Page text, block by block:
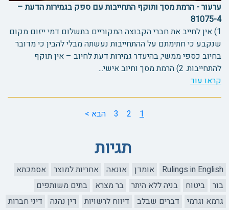
ערעור - הרמת מסך ותוקף התחייבות עם ספק בגמירות הדעת –
81075-4
1) אין לחייב את חברי הקבוצה המקוריים בתשלום דמי ייזום מקום
שנקבע כי חתימתם על ההתחייבות נעשתה מבלי להבין כי מדובר
בחיוב כספי ממשי; בהיעדר גמירות דעת לחיוב – אין תוקף
להתחייבות. 2) הרמת מסך וחיוב אישי...
קראו עוד
1
2
3 הבא >
תגיות
Rulings in English אומדן אונאה אחריות למוצר
אסמכתא
בור
ביטוח בניה ללא היתר בר מצרא
בתים משותפים
גרמא וגרמי
דברים שבלב דיווח לרשויות דין נהנה
דיני חברות